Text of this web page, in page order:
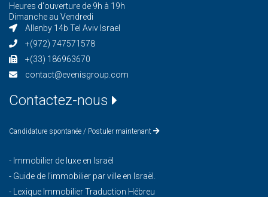
Heures d'ouverture de 9h à 19h
Dimanche au Vendredi
Allenby 14b Tel Aviv Israel
+(972) 747571578
+(33) 186963670
contact@evenisgroup.com
Contactez-nous
Candidature spontanée / Postuler maintenant
- Immobilier de luxe en Israël
- Guide de l'immobilier par ville en Israël.
-
Lexique Immobilier Traduction Hébreu